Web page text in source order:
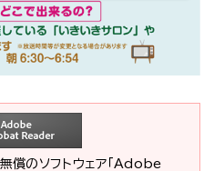
のソフトウェア「Adobe